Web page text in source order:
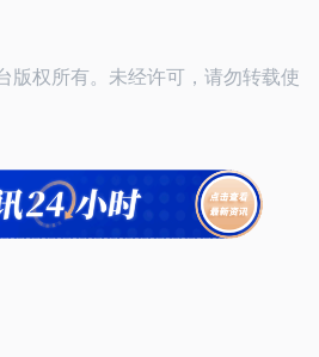
版权所有。未经许可，请勿转载使